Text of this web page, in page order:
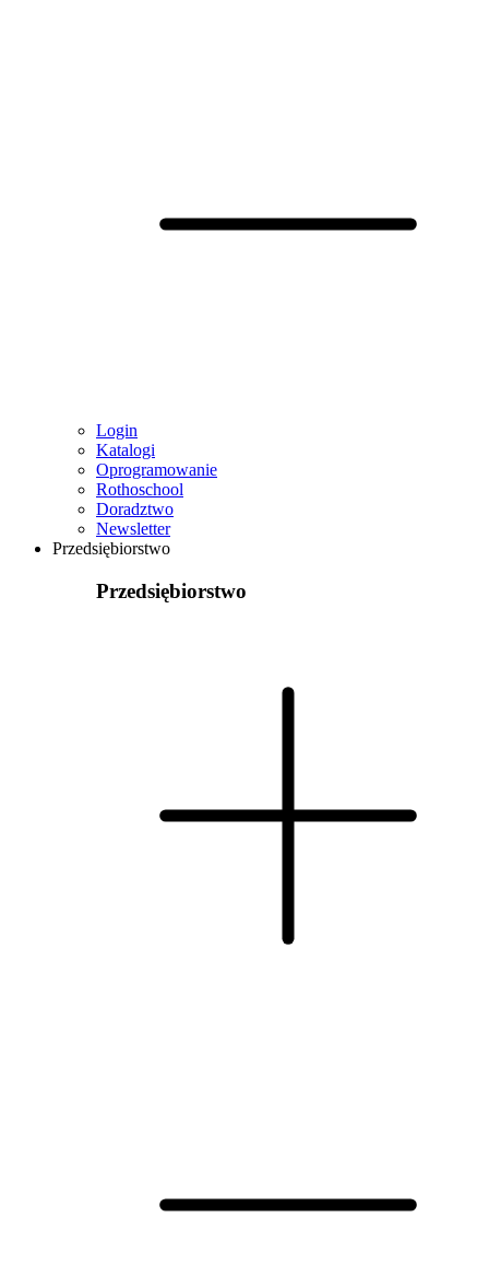
Login
Katalogi
Oprogramowanie
Rothoschool
Doradztwo
Newsletter
Przedsiębiorstwo
Przedsiębiorstwo